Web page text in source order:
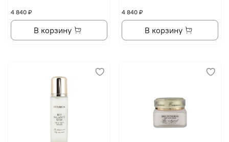
4 840 ₽
В корзину
4 840 ₽
В корзину